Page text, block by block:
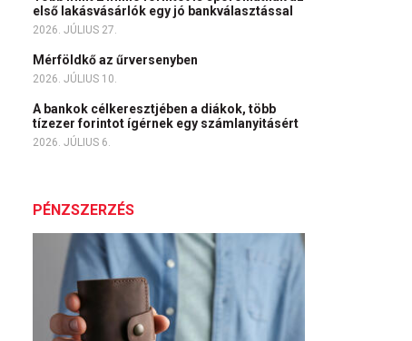
első lakásvásárlók egy jó bankválasztással
2026. JÚLIUS 27.
Mérföldkő az űrversenyben
2026. JÚLIUS 10.
A bankok célkeresztjében a diákok, több
tízezer forintot ígérnek egy számlanyitásért
2026. JÚLIUS 6.
PÉNZSZERZÉS